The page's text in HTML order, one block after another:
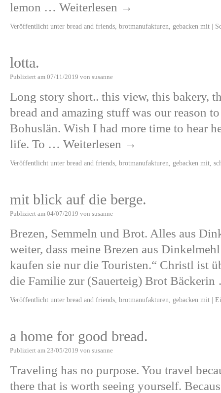
lemon … Weiterlesen →
Veröffentlicht unter bread and friends brotmanufakturen gebacken mit |
lotta.
Publiziert am 07/11/2019 von susanne
Long story short.. this view, this bakery,
bread and amazing stuff was our reason
Bohuslän. Wish I had more time to hear
life. To … Weiterlesen →
Veröffentlicht unter bread and friends brotmanufakturen gebacken mit
mit blick auf die berge.
Publiziert am 04/07/2019 von susanne
Brezen, Semmeln und Brot. Alles aus
weiter, dass meine Brezen aus
kaufen sie nur die Touristen.“ Christl ist
die Familie zur (Sauerteig) Brot
Veröffentlicht unter bread and friends brotmanufakturen gebacken mit |
a home for good bread.
Publiziert am 23/05/2019 von susanne
Traveling has no purpose. You travel
there that is worth seeing yourself.